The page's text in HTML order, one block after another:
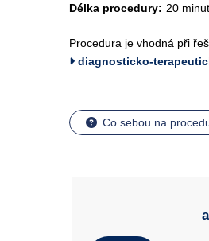
Délka procedury: 20 minut
Procedura je vhodná při
diagnosticko-
Co sebou na